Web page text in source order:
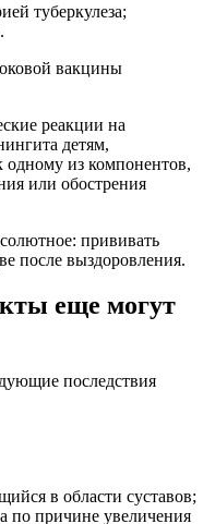
туберкулеза;
вакцины
реакции на
детям,
одному из компонентов,
или обострения
прививать
после выздоровления.
еще могут
последствия
в области суставов;
по причине увеличения